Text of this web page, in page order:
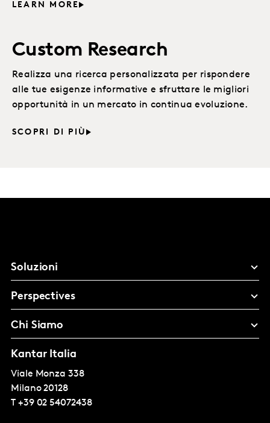
LEARN MORE
Custom Research
Realizza una ricerca personalizzata per rispondere
alle tue esigenze informative e sfruttare le migliori
opportunità in un mercato in continua evoluzione.
SCOPRI DI PIÙ
Soluzioni
Perspectives
Chi Siamo
Kantar Italia
Viale Monza 338
Milano 20128
T +39 02 54072438